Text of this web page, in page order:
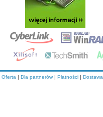
Oferta | Dla partnerów | Płatności | Dostawa